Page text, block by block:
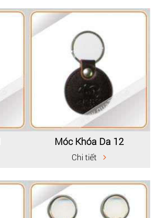
Móc Khóa Da 12
Chi tiết